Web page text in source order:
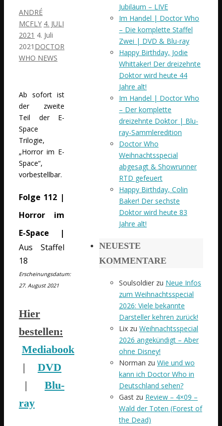
ANDRÉ
MCFLY 4. JULI
2021 4. Juli
2021 DOCTOR
WHO NEWS
Ab sofort ist
der zweite
Teil der E-
Space
Trilogie,
„Horror im E-
Space“,
vorbestellbar.
Folge 112 |
Horror im
E-Space |
Aus Staffel
18
Erscheinungsdatum:
27. August 2021
Hier
bestellen:
Mediabook
| DVD
| Blu-
ray
Jubiläum – LIVE
Im Handel | Doctor Who
– Die komplette Staffel
Zwei | DVD & Blu-ray
Happy Birthday, Jodie
Whittaker! Der dreizehnte
Doktor wird heute 44
Jahre alt!
Im Handel | Doctor Who
– Der komplette
dreizehnte Doktor | Blu-
ray-Sammleredition
Doctor Who
Weihnachtsspecial
abgesagt & Showrunner
RTD gefeuert
Happy Birthday, Colin
Baker! Der sechste
Doktor wird heute 83
Jahre alt!
NEUESTE
KOMMENTARE
Soulsoldier zu Neue Infos
zum Weihnachtsspecial
2026: Viele bekannte
Darsteller kehren zurück!
Lix zu Weihnachtsspecial
2026 angekündigt – Aber
ohne Disney!
Norman zu Wie und wo
kann ich Doctor Who in
Deutschland sehen?
Gast zu Review – 4×09 –
Wald der Toten (Forest of
the Dead)